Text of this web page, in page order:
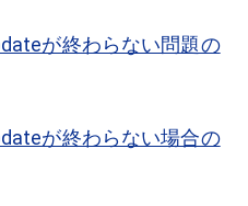
が終わらない問題の
が終わらない場合の